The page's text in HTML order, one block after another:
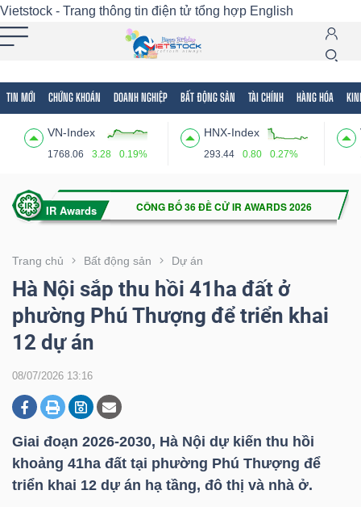
Vietstock - Trang thông tin điện tử tổng hợp English
TIN MỚI CHỨNG KHOÁN DOANH NGHIỆP BẤT ĐỘNG SẢN TÀI CHÍNH HÀNG HÓA
VN-Index
1768.06 3.28 0.19%
HNX-Index
293.44 0.80 0.27%
Trang chủ Bất động sản Dự án
Hà Nội sắp thu hồi 41ha đất ở
phường Phú Thượng để triển khai
12 dự án
08/07/2026 13:16
Giai đoạn 2026-2030, Hà Nội dự kiến thu hồi
khoảng 41ha đất tại phường Phú Thượng để
triển khai 12 dự án hạ tầng, đô thị và nhà ở.
Tất cả Tính năng Ngành Mã chứng khoán
Tính
(-)
VIETSTOCK
CHỨNG
KHOÁN
DOANH
NGHIỆP